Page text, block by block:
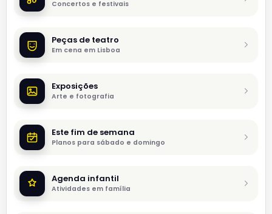
Concertos e festivais
Peças de teatro
Em cena em Lisboa
Exposições
Arte e fotografia
Este fim de semana
Planos para sábado e domingo
Agenda infantil
Atividades em família